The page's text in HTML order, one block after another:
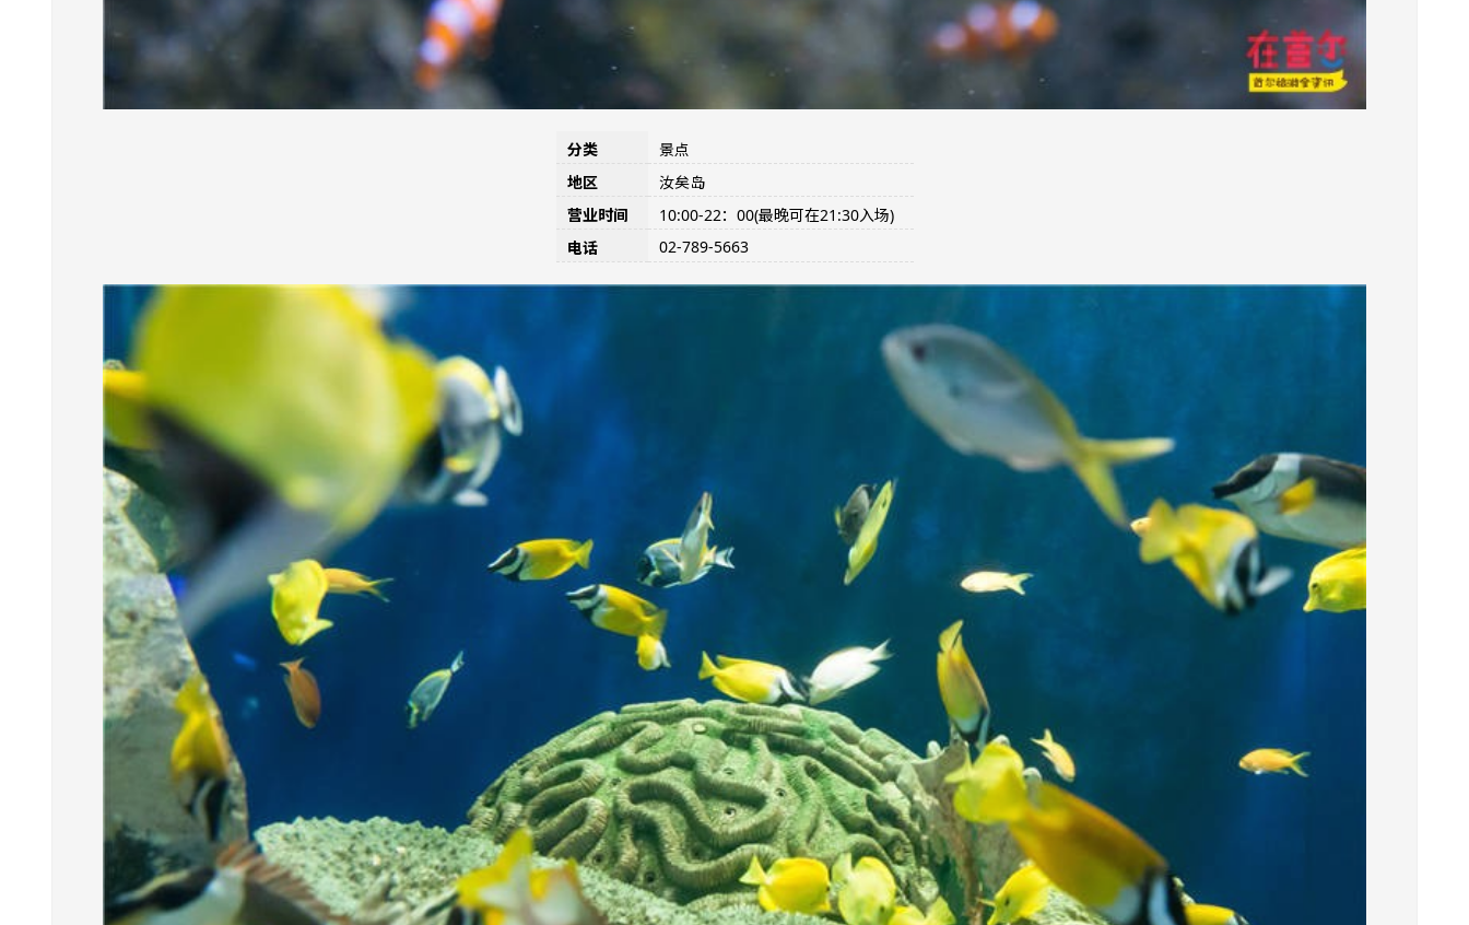
分类
景点
地区
汝矣岛
营业时间
10:00-22：00(最晚可在21:30入场)
电话
02-789-5663